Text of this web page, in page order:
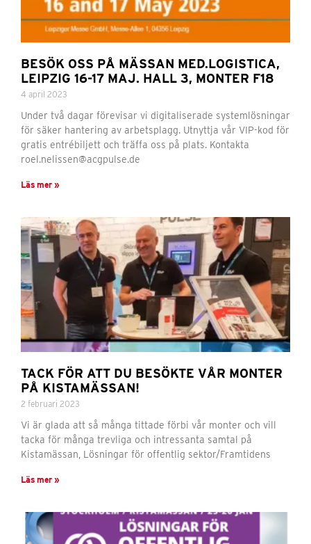
BESÖK OSS PÅ MÄSSAN MED.LOGISTICA,
LEIPZIG 16-17 MAJ. HALL 3, MONTER F18
4 april 2023
Under två dagar förevisar vi digitaliserade systemlösningar
för säker hantering av arbetsplagg. Utnyttja vår VIP-kod för
gratis entrébiljett och träffa oss på plats. Kontakta
roel.nelissen@acgpulse.de
Läs mer »
TACK FÖR ATT DU BESÖKTE VÅR MONTER
PÅ KISTAMÄSSAN!
2 februari 2023
Vi är glada att så många tittade förbi vår monter och vill
tacka för många trevliga och intressanta samtal på
Kistamässan, Lösningar för offentlig sektor/Framtidens
Läs mer »